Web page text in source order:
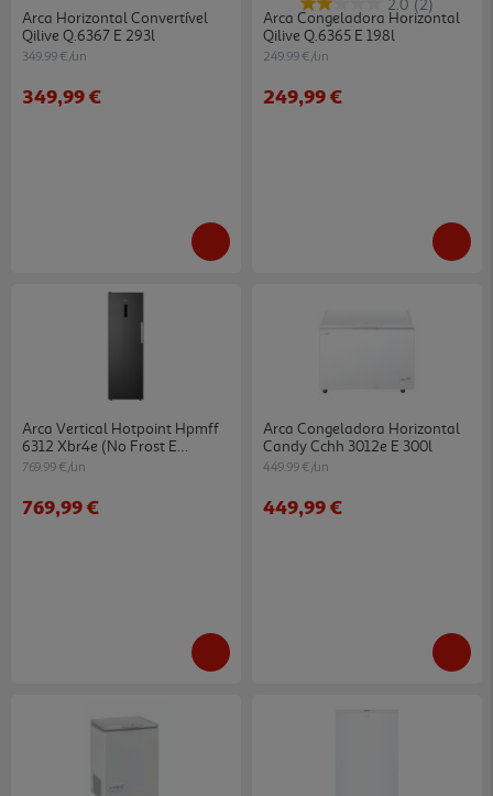
Arca Horizontal Convertível
Qilive Q.6367 E 293l
349.99 €/un
349,99 €
2.0 (2)
Arca Congeladora Horizontal
Qilive Q.6365 E 198l
249.99 €/un
249,99 €
Arca Vertical Hotpoint Hpmff
6312 Xbr4e (no Frost E
186.5cm 286l Inox)
769.99 €/un
769,99 €
Arca Congeladora Horizontal
Candy Cchh 3012e E 300l
449.99 €/un
449,99 €